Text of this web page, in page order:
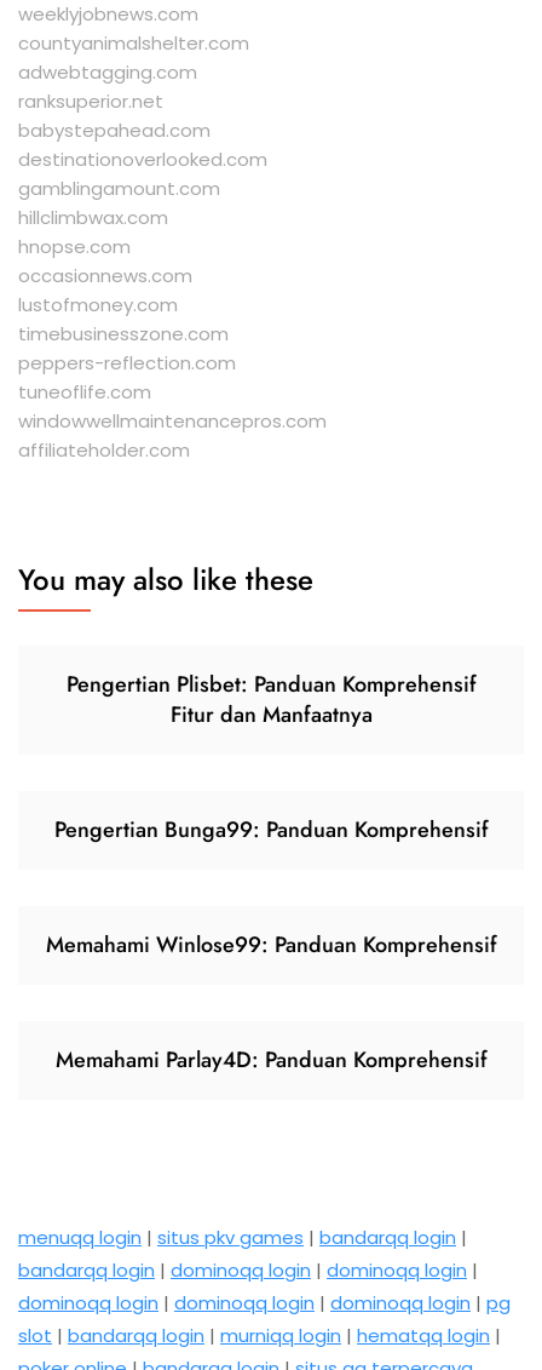
weeklyjobnews.com
countyanimalshelter.com
adwebtagging.com
ranksuperior.net
babystepahead.com
destinationoverlooked.com
gamblingamount.com
hillclimbwax.com
hnopse.com
occasionnews.com
lustofmoney.com
timebusinesszone.com
peppers-reflection.com
tuneoflife.com
windowwellmaintenancepros.com
affiliateholder.com
You may also like these
Pengertian Plisbet: Panduan Komprehensif
Fitur dan Manfaatnya
Pengertian Bunga99: Panduan Komprehensif
Memahami Winlose99: Panduan Komprehensif
Memahami Parlay4D: Panduan Komprehensif
menuqq login | situs pkv games | bandarqq login |
bandarqq login | dominoqq login | dominoqq login |
dominoqq login | dominoqq login | dominoqq login | pg
slot | bandarqq login | murniqq login | hematqq login |